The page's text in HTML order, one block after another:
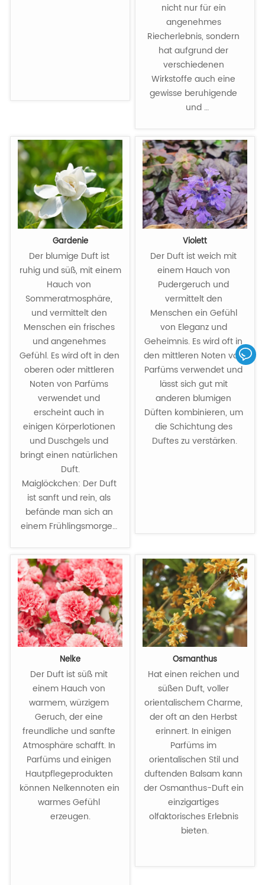
nicht nur für ein
angenehmes
Riecherlebnis, sondern
hat aufgrund der
verschiedenen
Wirkstoffe auch eine
gewisse beruhigende
und
Gardenie
Der blumige Duft ist
ruhig und süß, mit einem
Hauch von
Sommeratmosphäre,
und vermittelt den
Menschen ein frisches
und angenehmes
Gefühl. Es wird oft in den
oberen oder mittleren
Noten von Parfüms
verwendet und
erscheint auch in
einigen Körperlotionen
und Duschgels und
bringt einen natürlichen
Duft.
Maiglöckchen: Der Duft
ist sanft und rein, als
befände man sich an
einem Frühlingsmorgen
in hochwertigen Parfüms
sehr verbreitet und
verleihen dem Parfüm
ein ätherisches und
elegantes
Temperament.
Violett
Der Duft ist weich mit
einem Hauch von
Pudergeruch und
vermittelt den
Menschen ein Gefühl
von Eleganz und
Geheimnis. Es wird oft in
den mittleren Noten von
Parfüms verwendet und
lässt sich gut mit
anderen blumigen
Düften kombinieren, um
die Schichtung des
Duftes zu verstärken.
Nelke
Der Duft ist süß mit
einem Hauch von
warmem, würzigem
Geruch, der eine
freundliche und sanfte
Atmosphäre schafft. In
Parfüms und einigen
Hautpflegeprodukten
können Nelkennoten ein
warmes Gefühl
erzeugen.
Osmanthus
Hat einen reichen und
süßen Duft, voller
orientalischem Charme,
der oft an den Herbst
erinnert. In einigen
Parfüms im
orientalischen Stil und
duftenden Balsam kann
der Osmanthus-Duft ein
einzigartiges
olfaktorisches Erlebnis
bieten.